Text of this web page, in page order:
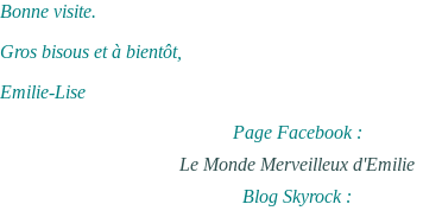
Bonne visite.
Gros bisous et à bientôt,
Emilie-Lise
Page Facebook :
Le Monde Merveilleux d'Emilie
Blog Skyrock :